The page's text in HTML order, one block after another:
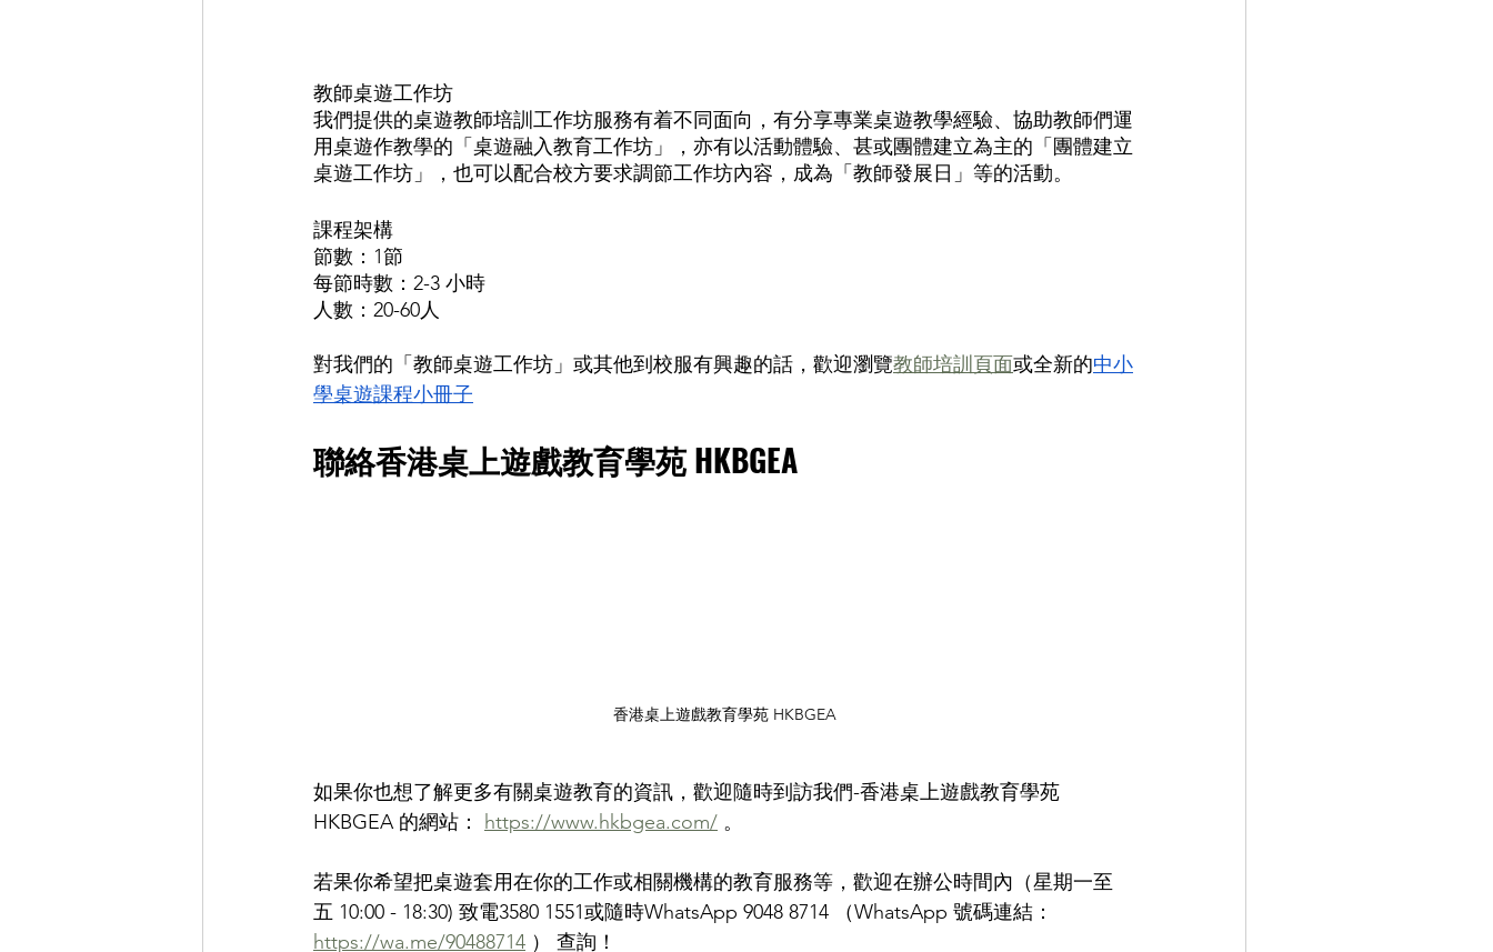
教師桌遊工作坊
我們提供的桌遊教師培訓工作坊服務有着不同面向，有分享專業桌遊教學經驗、協助教師們運
用桌遊作教學的「桌遊融入教育工作坊」，亦有以活動體驗、甚或團體建立為主的「團體建立
桌遊工作坊」，也可以配合校方要求調節工作坊內容，成為「教師發展日」等的活動。
課程架構
節數：1節
每節時數：2-3 小時
人數：20-60人
對我們的「教師桌遊工作坊」或其他到校服有興趣的話，歡迎瀏覽教師培訓頁面或全新的中小
學桌遊課程小冊子
聯絡香港桌上遊戲教育學苑 HKBGEA
香港桌上遊戲教育學苑 HKBGEA
如果你也想了解更多有關桌遊教育的資訊，歡迎隨時到訪我們-香港桌上遊戲教育學苑
HKBGEA 的網站： https://www.hkbgea.com/ 。
若果你希望把桌遊套用在你的工作或相關機構的教育服務等，歡迎在辦公時間內（星期一至
五 10:00 - 18:30) 致電3580 1551或隨時WhatsApp 9048 8714 （WhatsApp 號碼連結：
https://wa.me/90488714 ） 查詢！